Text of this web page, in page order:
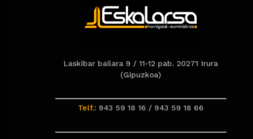
Laskibar bailara 9 / 11-12 pab. 20271 Irura
(Gipuzkoa)
Telf.: 943 59 18 16 / 943 59 18 66